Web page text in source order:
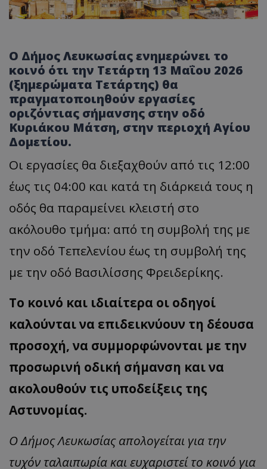
Ο Δήμος Λευκωσίας ενημερώνει το
κοινό ότι την Τετάρτη 13 Μαΐου 2026
(ξημερώματα Τετάρτης) θα
πραγματοποιηθούν εργασίες
οριζόντιας σήμανσης στην οδό
Κυριάκου Μάτση, στην περιοχή Αγίου
Δομετίου.
Οι εργασίες θα διεξαχθούν από τις 12:00
έως τις 04:00 και κατά τη διάρκειά τους η
οδός θα παραμείνει κλειστή στο
ακόλουθο τμήμα: από τη συμβολή της με
την οδό Τεπελενίου έως τη συμβολή της
με την οδό Βασιλίσσης Φρειδερίκης.
Το κοινό και ιδιαίτερα οι οδηγοί
καλούνται να επιδεικνύουν τη δέουσα
προσοχή, να συμμορφώνονται με την
προσωρινή οδική σήμανση και να
ακολουθούν τις υποδείξεις της
Αστυνομίας.
Ο Δήμος Λευκωσίας απολογείται για την
τυχόν ταλαιπωρία και ευχαριστεί το κοινό για